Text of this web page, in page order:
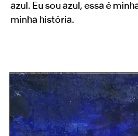
azul. Eu sou azul, essa é
minha história.